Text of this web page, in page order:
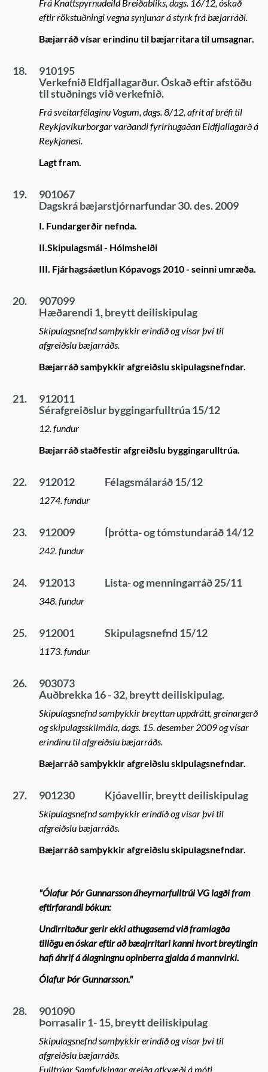
Frá Knattspyrnudeild Breiðabliks, dags. 16/12, óskað
eftir rökstuðningi vegna synjunar á styrk frá bæjarráði.
Bæjarráð vísar erindinu til bæjarritara til umsagnar.
18.
910195
Verkefnið Eldfjallagarður. Óskað eftir afstöðu
til stuðnings við verkefnið.
Frá sveitarfélaginu Vogum, dags. 8/12, afrit af bréfi til
Reykjavíkurborgar varðandi fyrirhugaðan Eldfjallagarð á
Reykjanesi.
Lagt fram.
19.
901067
Dagskrá bæjarstjórnarfundar 30. des. 2009
I. Fundargerðir nefnda.
II.Skipulagsmál - Hólmsheiði
III. Fjárhagsáætlun Kópavogs 2010 - seinni umræða.
20.
907099
Hæðarendi 1, breytt deiliskipulag
Skipulagsnefnd samþykkir erindið og vísar því til
afgreiðslu bæjarráðs.
Bæjarráð samþykkir afgreiðslu skipulagsnefndar.
21.
912011
Sérafgreiðslur byggingarfulltrúa 15/12
12. fundur
Bæjarráð staðfestir afgreiðslu byggingarulltrúa.
22. 912012 Félagsmálaráð 15/12
1274. fundur
23. 912009 Íþrótta- og tómstundaráð 14/12
242. fundur
24. 912013 Lista- og menningarráð 25/11
348. fundur
25. 912001 Skipulagsnefnd 15/12
1173. fundur
26.
903073
Auðbrekka 16 - 32, breytt deiliskipulag.
Skipulagsnefnd samþykkir breyttan uppdrátt, greinargerð
og skipulagsskilmála, dags. 15. desember 2009 og vísar
erindinu til afgreiðslu bæjarráðs.
Bæjarráð samþykkir afgreiðslu skipulagsnefndar.
27. 901230 Kjóavellir, breytt deiliskipulag
Skipulagsnefnd samþykkir erindið og vísar því til
afgreiðslu bæjarráðs.
Bæjarráð samþykkir afgreiðslu skipulagsnefndar.
"Ólafur Þór Gunnarsson áheyrnarfulltrúi VG lagði fram
eftirfarandi bókun:
Undirritaður gerir ekki athugasemd við framlagða
tillögu en óskar eftir að bæajrritari kanni hvort breytingin
hafi áhrif á álagningnu opinberra gjalda á mannvirki.
Ólafur Þór Gunnarsson."
28.
901090
Þorrasalir 1- 15, breytt deiliskipulag
Skipulagsnefnd samþykkir erindið og vísar því til
afgreiðslu bæjarráðs.
Fulltrúar Samfylkingar greiða atkvæði á móti